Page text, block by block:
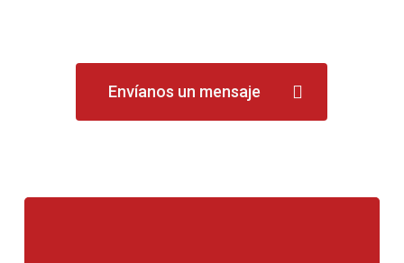
Envíanos un mensaje